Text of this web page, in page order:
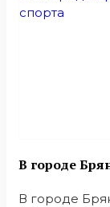
В городе
В городе